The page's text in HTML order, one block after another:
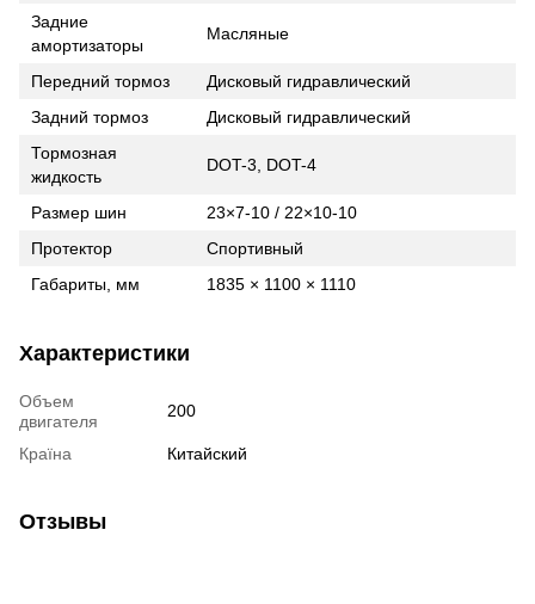
Задние
амортизаторы
Масляные
Передний тормоз
Дисковый гидравлический
Задний тормоз
Дисковый гидравлический
Тормозная
жидкость
DOT-3, DOT-4
Размер шин
23×7-10 / 22×10-10
Протектор
Спортивный
Габариты, мм
1835 × 1100 × 1110
Характеристики
Объем
двигателя
200
Країна Китайский
Отзывы